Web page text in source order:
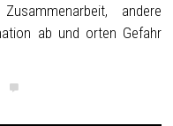
andere
ab und orten Gefahr